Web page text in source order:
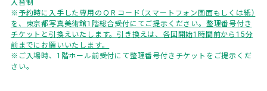
※予約時に入手した専用のＱＲコード（スマートフォン画面もしくは紙）
を、東京都写真美術館1階総合受付にてご提示ください。整理番号付き
チケットと引換えいたします。引き換えは、各回開始1時間前から15分
前までにお願いいたします。
※ご入場時、1階ホール前受付にて整理番号付きチケットをご提示くだ
さい。